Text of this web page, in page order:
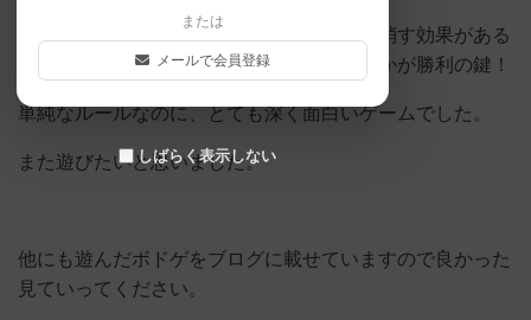
出したカードによって、他のカードを打ち消す効果がある
ものなどがあり、どの順番でカードを出すかが勝利の鍵！
単純なルールなのに、とても深く面白いゲームでした。
また遊びたいと思いました。
他にも遊んだボドゲをブログに載せていますので良かった
見ていってください。
または
メールで会員登録
しばらく表示しない